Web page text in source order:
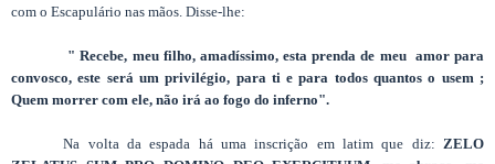
com o Escapulário nas mãos. Disse-lhe:
" Recebe, meu filho, amadíssimo, esta prenda de meu amor para
convosco, este será um privilégio, para ti e para todos quantos o usem ;
Quem morrer com ele, não irá ao fogo do inferno".
Na volta da espada há uma inscrição em latim que diz: ZELO